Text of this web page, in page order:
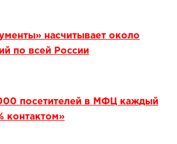
насчитывает около
по всей России
посетителей в МФЦ каждый
контактом»